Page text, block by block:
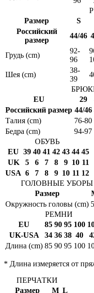
Размер
S
Российский
размер
44/46
Грудь (cm)
92-
96
Шея (cm)
38-
39
EU
29
Российский размер 44/46
Талия (cm)
76-80
Бедра (cm)
94-97
ОБУВЬ
EU 39 40 41 42 43 44 45
UK
5 6 7 8 9 10 11
USA 6 7 8 9 10 11 12
ГОЛОВНЫЕ УБОРЫ
Размер
Окружность головы (cm)
РЕМНИ
EU
85 90 95 100
UK-USA
34 36 38 40
Длина (cm) 85 90 95 100
* Длина измеряется от
ПЕРЧАТКИ
Размер
M L